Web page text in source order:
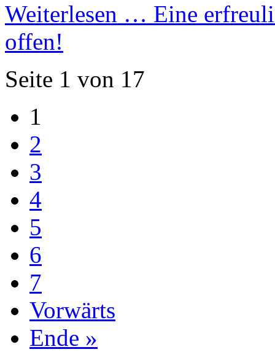
Weiterlesen … Eine
offen!
Seite 1 von 17
1
2
3
4
5
6
7
Vorwärts
Ende »